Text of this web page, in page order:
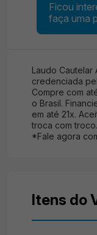
Ficou
faça uma
Laudo
credenciada
Compre com
o Brasil.
em até 21x.
troca com
*Fale agora
Itens do